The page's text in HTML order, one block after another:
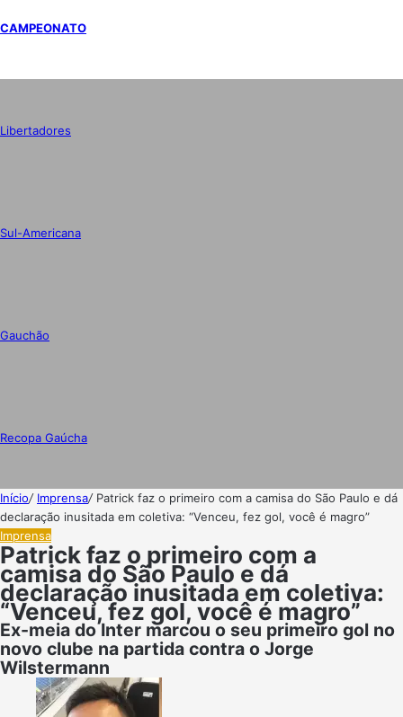
CAMPEONATO
Libertadores
Sul-Americana
Gauchão
Recopa Gaúcha
Início/ Imprensa/ Patrick faz o primeiro com a camisa do São Paulo e dá
declaração inusitada em coletiva: “Venceu, fez gol, você é magro”
Imprensa
Patrick faz o primeiro com a
camisa do São Paulo e dá
declaração inusitada em coletiva:
“Venceu, fez gol, você é magro”
Ex-meia do Inter marcou o seu primeiro gol no
novo clube na partida contra o Jorge
Wilstermann